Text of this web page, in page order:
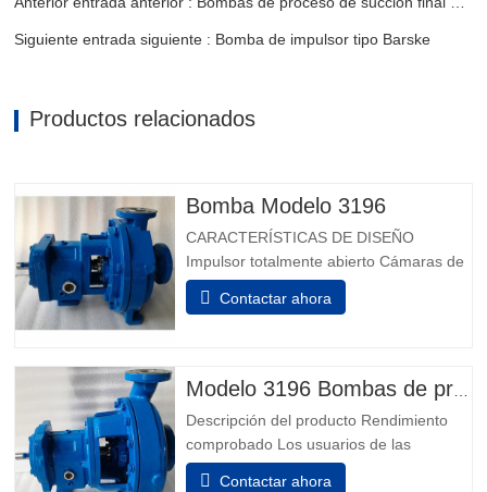
Siguiente entrada siguiente : Bomba de impulsor tipo Barske
Productos relacionados
Bomba Modelo 3196
CARACTERÍSTICAS DE DISEÑO
Impulsor totalmente abierto Cámaras de
sellado de ingeniería Cámara de sello
patentada Taperbore™ PLUS BigBore™
condición a bordo Aisladores de
Diseño de cárnmido...
Contactar ahora
Modelo 3196 Bombas de proceso químico
Descripción del producto Rendimiento
comprobado Los usuarios de las
industrias química, petroquímica, pulpa y
Contactar ahora